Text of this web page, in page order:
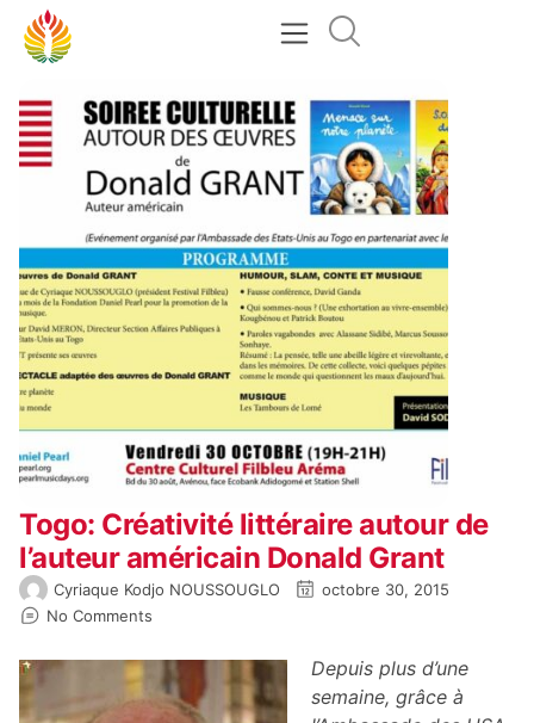
Togo: Créativité littéraire autour de
l’auteur américain Donald Grant
Cyriaque Kodjo NOUSSOUGLO
octobre 30, 2015
No Comments
Depuis plus d’une
semaine, grâce à